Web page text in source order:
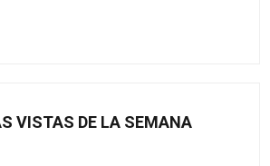
VISTAS DE LA SEMANA